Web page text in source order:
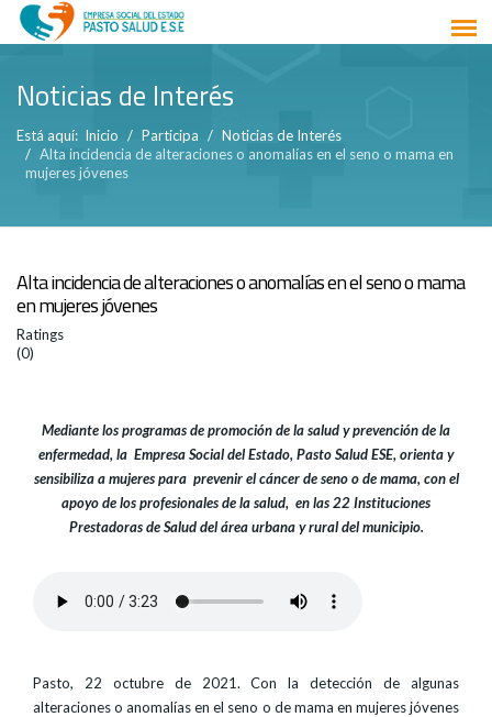
Noticias de Interés
Está aquí: Inicio Participa
Noticias de Interés
Alta incidencia de alteraciones o anomalías en el seno o mama en
mujeres jóvenes
Alta incidencia de alteraciones o anomalías en el seno o mama
en mujeres jóvenes
Ratings
(0)
Mediante los programas de promoción de la salud y prevención de la
enfermedad, la Empresa Social del Estado, Pasto Salud ESE, orienta y
sensibiliza a mujeres para prevenir el cáncer de seno o de mama, con el
apoyo de los profesionales de la salud, en las 22 Instituciones
Prestadoras de Salud del área urbana y rural del municipio.
Pasto, 22 octubre de 2021. Con la detección de algunas
alteraciones o anomalías en el seno o de mama en mujeres jóvenes